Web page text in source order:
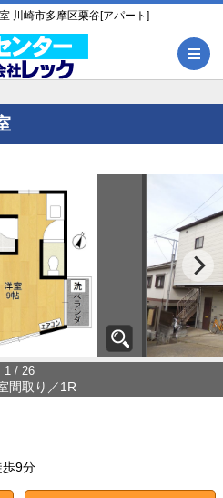
川崎市多摩区栗谷[アパート]
1 / 26
間取り／1R
歩9分